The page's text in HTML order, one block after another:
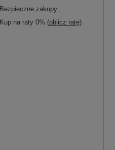
Bezpieczne zakupy
Kup na raty 0% (oblicz ratę)